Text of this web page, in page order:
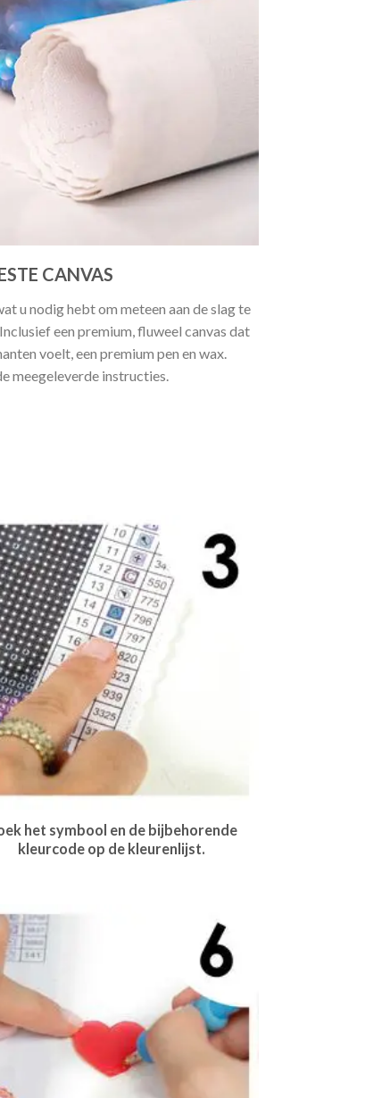
CANVAS
u nodig hebt om meteen aan de slag te
een premium, fluweel canvas dat
voelt, een premium pen en wax.
meegeleverde instructies.
het symbool en de bijbehorende
kleurcode op de kleurenlijst.